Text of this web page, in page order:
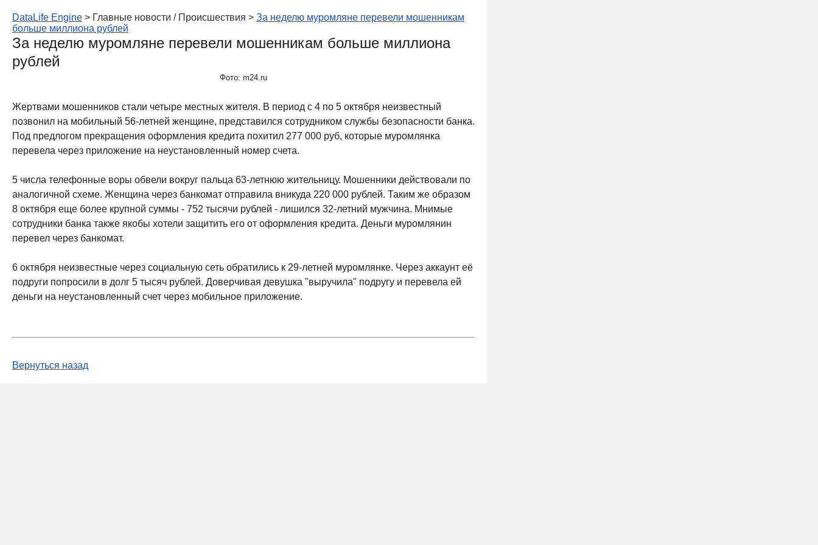
DataLife Engine > Главные новости / Происшествия > За неделю муромляне перевели мошенникам
больше миллиона рублей
За неделю муромляне перевели мошенникам больше миллиона
рублей
Фото: m24.ru
Жертвами мошенников стали четыре местных жителя. В период с 4 по 5 октября неизвестный
позвонил на мобильный 56-летней женщине, представился сотрудником службы безопасности банка.
Под предлогом прекращения оформления кредита похитил 277 000 руб, которые муромлянка
перевела через приложение на неустановленный номер счета.
5 числа телефонные воры обвели вокруг пальца 63-летнюю жительницу. Мошенники действовали по
аналогичной схеме. Женщина через банкомат отправила вникуда 220 000 рублей. Таким же образом
8 октября еще более крупной суммы - 752 тысячи рублей - лишился 32-летний мужчина. Мнимые
сотрудники банка также якобы хотели защитить его от оформления кредита. Деньги муромлянин
перевел через банкомат.
6 октября неизвестные через социальную сеть обратились к 29-летней муромлянке. Через аккаунт её
подруги попросили в долг 5 тысяч рублей. Доверчивая девушка "выручила" подругу и перевела ей
деньги на неустановленный счет через мобильное приложение.
Вернуться назад